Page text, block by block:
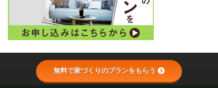
無料で家づくりのプランをもらう